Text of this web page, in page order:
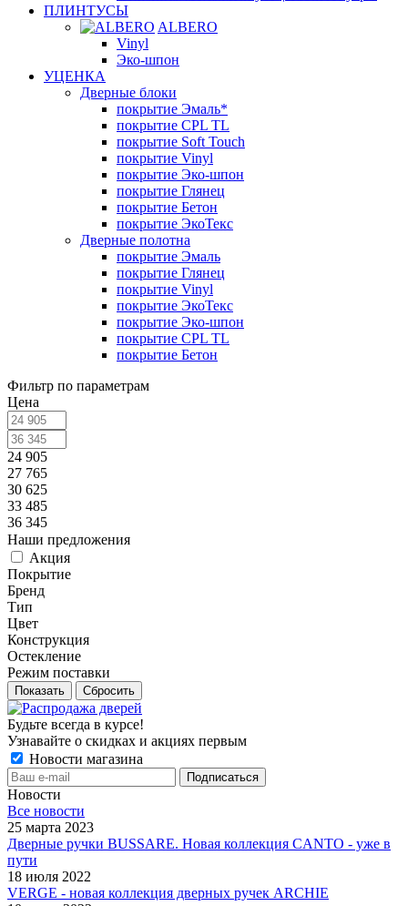
ПЛИНТУСЫ
ALBERO
Vinyl
Эко-шпон
УЦЕНКА
Дверные блоки
покрытие Эмаль*
покрытие CPL TL
покрытие Soft Touch
покрытие Vinyl
покрытие Эко-шпон
покрытие Глянец
покрытие Бетон
покрытие ЭкоТекс
Дверные полотна
покрытие Эмаль
покрытие Глянец
покрытие Vinyl
покрытие ЭкоТекс
покрытие Эко-шпон
покрытие CPL TL
покрытие Бетон
Фильтр по параметрам
Цена
24 905
27 765
30 625
33 485
36 345
Наши предложения
Акция
Покрытие
Бренд
Тип
Цвет
Конструкция
Остекление
Режим поставки
Сбросить
Будьте всегда в курсе!
Узнавайте о скидках и акциях первым
Новости магазина
Новости
Все новости
25 марта 2023
Дверные ручки BUSSARE. Новая коллекция CANTO - уже в
пути
18 июля 2022
VERGE - новая коллекция дверных ручек ARCHIE